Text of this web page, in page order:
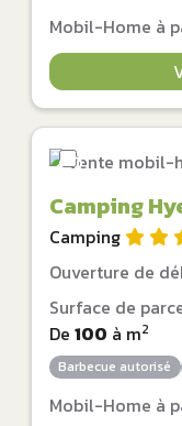
Mobil-Home à
Camping
Camping
Ouverture de
Surface de
De 100 à m2
Barbecue autorisé
Mobil-Home à